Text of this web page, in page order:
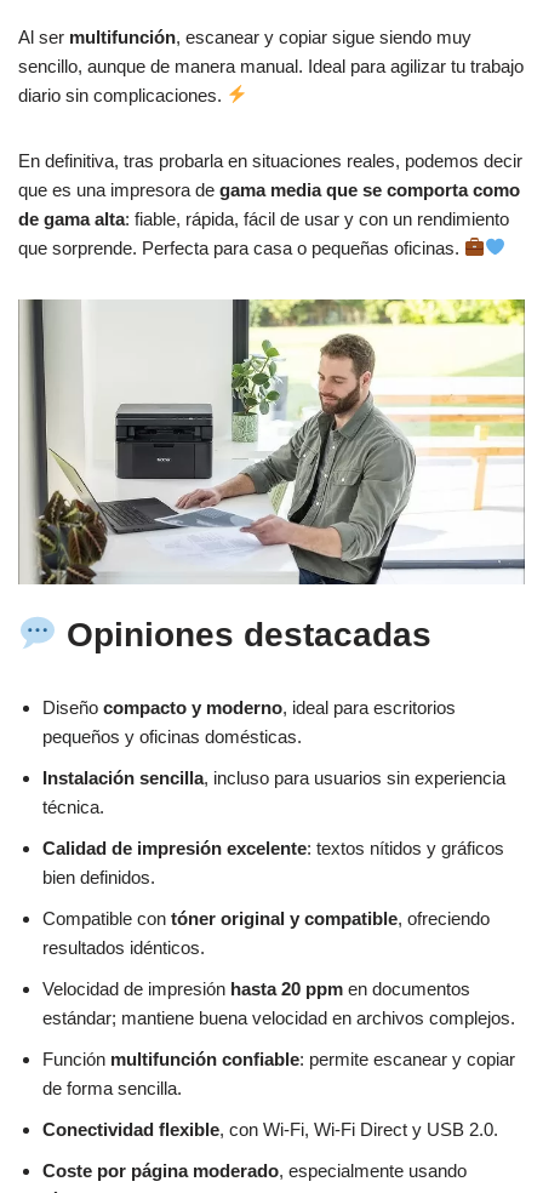
Al ser multifunción, escanear y copiar sigue siendo muy
sencillo, aunque de manera manual. Ideal para agilizar tu trabajo
diario sin complicaciones.
En definitiva, tras probarla en situaciones reales, podemos decir
que es una impresora de gama media que se comporta como
de gama alta: fiable, rápida, fácil de usar y con un rendimiento
que sorprende. Perfecta para casa o pequeñas oficinas.
Opiniones destacadas
Diseño compacto y moderno, ideal para escritorios
pequeños y oficinas domésticas.
Instalación sencilla, incluso para usuarios sin experiencia
técnica.
Calidad de impresión excelente: textos nítidos y gráficos
bien definidos.
Compatible con tóner original y compatible, ofreciendo
resultados idénticos.
Velocidad de impresión hasta 20 ppm en documentos
estándar; mantiene buena velocidad en archivos complejos.
Función multifunción confiable: permite escanear y copiar
de forma sencilla.
Conectividad flexible, con Wi-Fi, Wi-Fi Direct y USB 2.0.
Coste por página moderado, especialmente usando